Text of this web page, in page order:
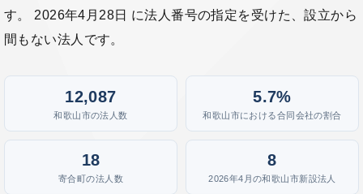
す。 2026年4月28日 に法人番号の指定を受けた、設立から
間もない法人です。
12,087
和歌山市の法人数
5.7%
和歌山市における合同会社の割合
18
寄合町の法人数
8
2026年4月の和歌山市新設法人